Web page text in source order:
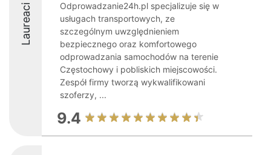
Laureaci
Odprowadzanie24h.pl specjalizuje się w
usługach transportowych, ze
szczególnym uwzględnieniem
bezpiecznego oraz komfortowego
odprowadzania samochodów na terenie
Częstochowy i pobliskich miejscowości.
Zespół firmy tworzą wykwalifikowani
szoferzy, ...
9.4